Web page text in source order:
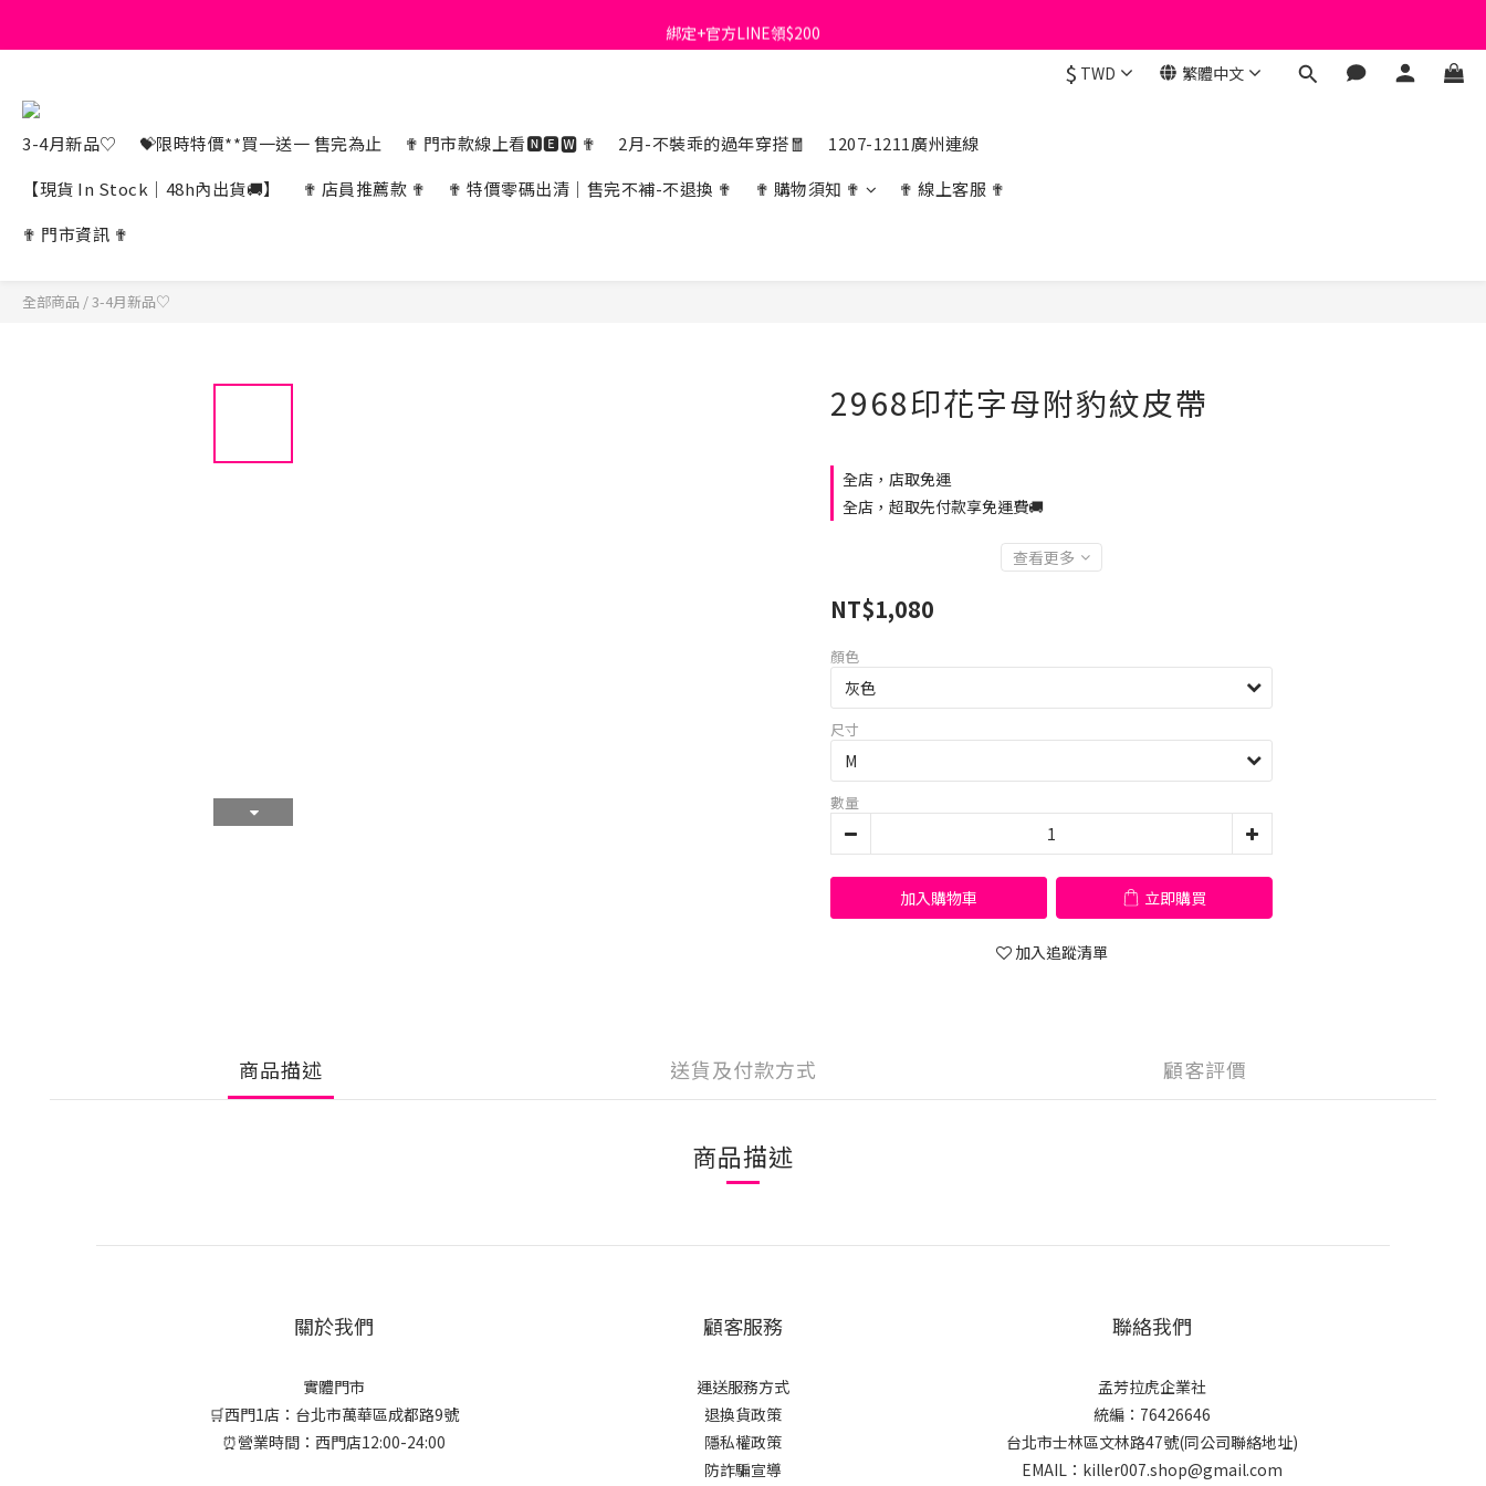
首購免運費🚚
綁定+官方LINE領$200
$ TWD 繁體中文
3-4月新品♡ 💝限時特價**買一送一 售完為止 ✟ 門市款線上看🅽🅴🆆 ✟ 2月-不裝乖的過年穿搭🧧
1207-1211廣州連線
【現貨 In Stock｜48h內出貨🚚】
✟ 店員推薦款 ✟ ✟ 特價零碼出清｜售完不補-不退換 ✟ ✟ 購物須知 ✟
✟ 線上客服 ✟
✟ 門市資訊 ✟
全部商品 /3-4月新品♡
2968印花字母附豹紋皮帶
全店，店取免運
全店，超取先付款享免運費🚚
查看更多
NT$1,080
顏色
尺寸
數量
加入購物車 立即購買
加入追蹤清單
商品描述 送貨及付款方式 顧客評價
商品描述
關於我們
實體門市
🛒西門1店：台北市萬華區成都路9號
⏰營業時間：西門店12:00-24:00
顧客服務
運送服務方式
退換貨政策
隱私權政策
防詐騙宣導
聯絡我們
孟芳拉虎企業社
統編：76426646
台北市士林區文林路47號(同公司聯絡地址)
EMAIL：killer007.shop@gmail.com